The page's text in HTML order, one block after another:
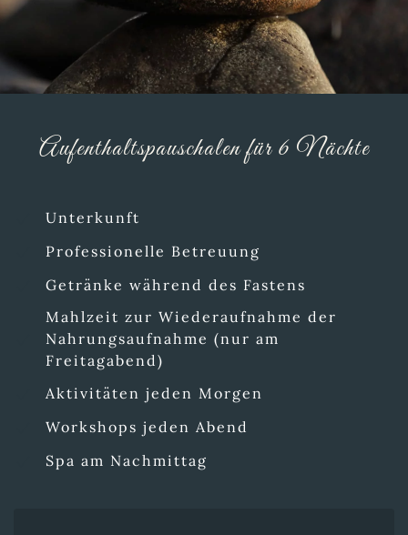
Aufenthaltspauschalen für 6 Nächte
Unterkunft
Professionelle Betreuung
Getränke während des Fastens
Mahlzeit zur Wiederaufnahme der
Nahrungsaufnahme (nur am
Freitagabend)
Aktivitäten jeden Morgen
Workshops jeden Abend
Spa am Nachmittag